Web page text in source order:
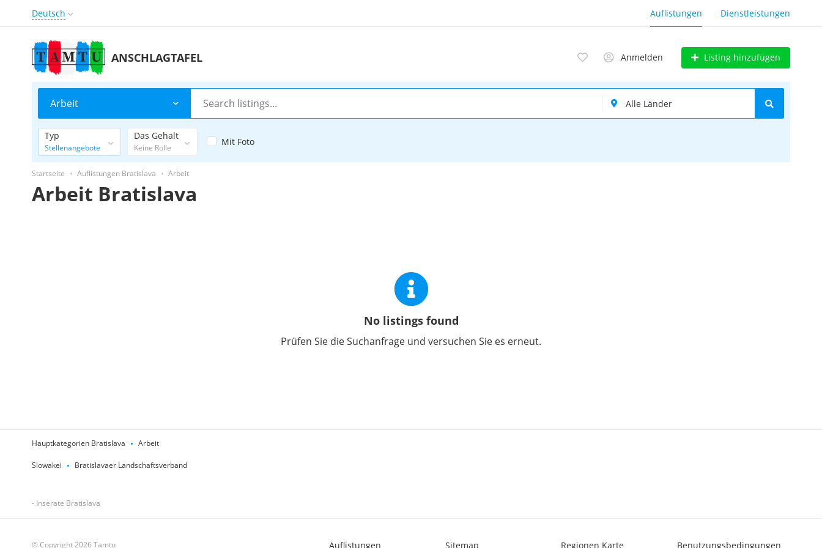
Deutsch Auflistungen Dienstleistungen
ANSCHLAGTAFEL Anmelden Listing hinzufügen
Arbeit
Typ
Stellenangebote
Das Gehalt
Keine Rolle
Mit Foto
Startseite Auflistungen Bratislava Arbeit
Arbeit Bratislava
No listings found
Prüfen Sie die Suchanfrage und versuchen Sie es erneut.
Hauptkategorien Bratislava Arbeit
Slowakei Bratislavaer Landschaftsverband
- Inserate Bratislava
© Copyright 2026 Tamtu Auflistungen Sitemap Regionen Karte Benutzungsbedingungen